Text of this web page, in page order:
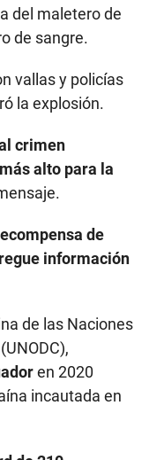
del maletero de
de sangre.
vallas y policías
la explosión.
crimen
alto para la
de
información
de las Naciones
en 2020
incautada en